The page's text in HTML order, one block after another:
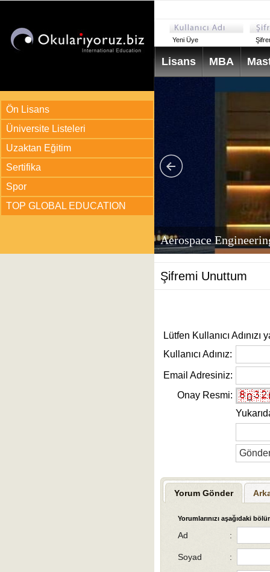
Ön Lisans
Üniversite Listeleri
Uzaktan Eğitim
Sertifika
Spor
TOP GLOBAL EDUCATION
Yeni Üye
Lisans MBA
Aerospace
Şifremi Unuttum
Lütfen Kullanıcı
Kullanıcı Adınız:
Email Adresiniz:
Onay Resmi:
Yorum Gönder
Yorumlarınızı aşağıdaki
Ad :
Soyad :